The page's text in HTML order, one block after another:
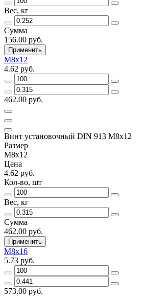
Вес, кг
Сумма
156.00 руб.
Применить
М8х12
4.62 руб.
462.00 руб.
Винт установочный DIN 913 М8х12
Размер
М8х12
Цена
4.62 руб.
Кол-во, шт
Вес, кг
Сумма
462.00 руб.
Применить
М8х16
5.73 руб.
573.00 руб.